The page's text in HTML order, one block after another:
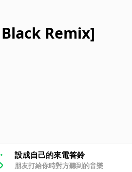
Remix]
設成自己的來電答鈴
朋友打給你時對方聽到的音樂